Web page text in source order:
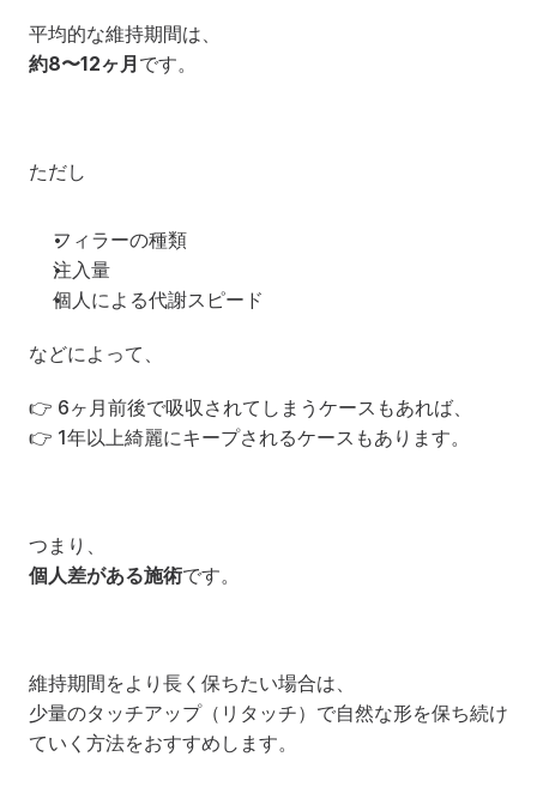
平均的な維持期間は、
約8〜12ヶ月 です。
ただし
フィラーの種類
注入量
個人による代謝スピード
などによって、
👉 6ヶ月前後で吸収されてしまうケースもあれば、
👉 1年以上綺麗にキープされるケースもあります。
つまり、
個人差がある施術です。
維持期間をより長く保ちたい場合は、
少量のタッチアップ（リタッチ）で自然な形を保ち続け
ていく方法をおすすめします。